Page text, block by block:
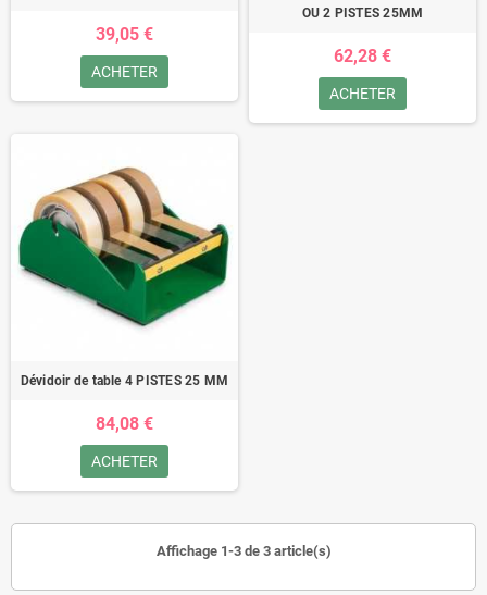
39,05 €
ACHETER
OU 2 PISTES 25MM
62,28 €
ACHETER
Dévidoir de table 4 PISTES 25 MM
84,08 €
ACHETER
Affichage 1-3 de 3 article(s)